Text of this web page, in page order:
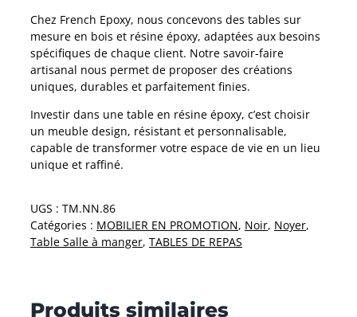
Chez French Epoxy, nous concevons des tables sur
mesure en bois et résine époxy, adaptées aux besoins
spécifiques de chaque client. Notre savoir-faire
artisanal nous permet de proposer des créations
uniques, durables et parfaitement finies.
Investir dans une table en résine époxy, c’est choisir
un meuble design, résistant et personnalisable,
capable de transformer votre espace de vie en un lieu
unique et raffiné.
UGS : TM.NN.86
Catégories : MOBILIER EN PROMOTION, Noir, Noyer,
Table Salle à manger, TABLES DE REPAS
Produits similaires